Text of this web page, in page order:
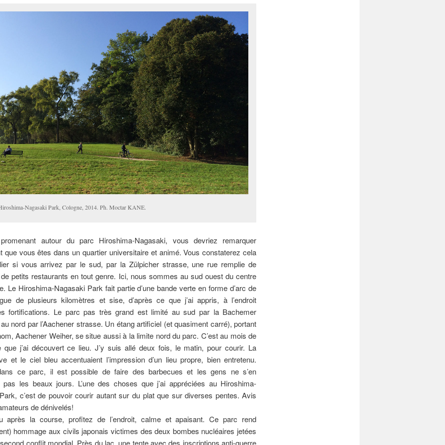
Nagasaki Park, Cologne, 2014. Ph. Moctar KANE.
autour du parc Hiroshima-Nagasaki, vous devriez remarquer
que vous êtes dans un quartier universitaire et animé. Vous constaterez cela
si vous arrivez par le sud, par la Zülpicher strasse, une rue remplie de
petits restaurants en tout genre. Ici, nous sommes au sud ouest du centre
Le Hiroshima-Nagasaki Park fait partie d’une bande verte en forme d’arc de
de plusieurs kilomètres et sise, d’après ce que j’ai appris, à l’endroit
fortifications. Le parc pas très grand est limité au sud par la Bachemer
nord par l’Aachener strasse. Un étang artificiel (et quasiment carré), portant
Aachener Weiher, se situe aussi à la limite nord du parc. C’est au mois de
que j’ai découvert ce lieu. J’y suis allé deux fois, le matin, pour courir. La
et le ciel bleu accentuaient l’impression d’un lieu propre, bien entretenu.
ce parc, il est possible de faire des barbecues et les gens ne s’en
pas les beaux jours. L’une des choses que j’ai appréciées au Hiroshima-
c’est de pouvoir courir autant sur du plat que sur diverses pentes. Avis
de dénivelés!
après la course, profitez de l’endroit, calme et apaisant. Ce parc rend
hommage aux civils japonais victimes des deux bombes nucléaires jetées
conflit mondial. Près du lac, une tente avec des inscriptions anti-guerre